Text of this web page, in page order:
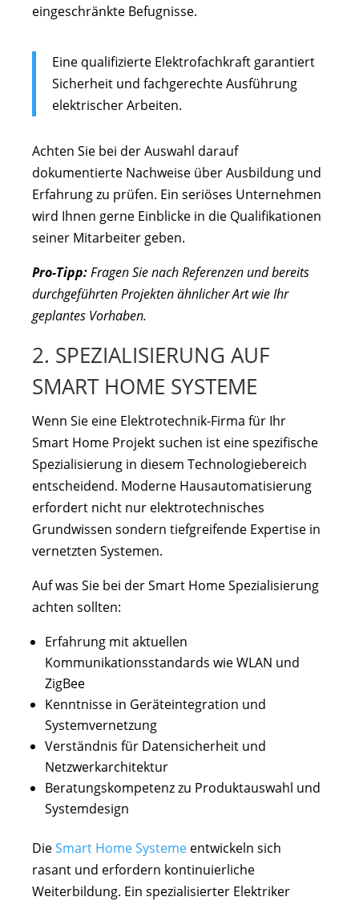
eingeschränkte Befugnisse.
Eine qualifizierte Elektrofachkraft garantiert
Sicherheit und fachgerechte Ausführung
elektrischer Arbeiten.
Achten Sie bei der Auswahl darauf
dokumentierte Nachweise über Ausbildung und
Erfahrung zu prüfen. Ein seriöses Unternehmen
wird Ihnen gerne Einblicke in die Qualifikationen
seiner Mitarbeiter geben.
Pro-Tipp:Fragen Sie nach Referenzen und bereits
durchgeführten Projekten ähnlicher Art wie Ihr
geplantes Vorhaben.
2. SPEZIALISIERUNG AUF
SMART HOME SYSTEME
Wenn Sie eine Elektrotechnik-Firma für Ihr
Smart Home Projekt suchen ist eine spezifische
Spezialisierung in diesem Technologiebereich
entscheidend. Moderne Hausautomatisierung
erfordert nicht nur elektrotechnisches
Grundwissen sondern tiefgreifende Expertise in
vernetzten Systemen.
Auf was Sie bei der Smart Home Spezialisierung
achten sollten:
Erfahrung mit aktuellen
Kommunikationsstandards wie WLAN und
ZigBee
Kenntnisse in Geräteintegration und
Systemvernetzung
Verständnis für Datensicherheit und
Netzwerkarchitektur
Beratungskompetenz zu Produktauswahl und
Systemdesign
DieSmart Home Systeme entwickeln sich
rasant und erfordern kontinuierliche
Weiterbildung. Ein spezialisierter Elektriker